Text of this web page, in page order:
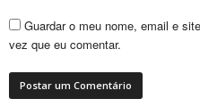
Guardar o meu nome, email e
vez que eu comentar.